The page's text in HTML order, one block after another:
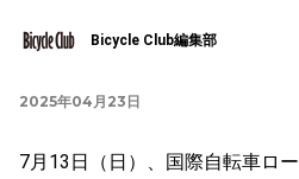
Bicycle Club編集部
2025年04月23日
7月13日（日）、国際自転車ロ